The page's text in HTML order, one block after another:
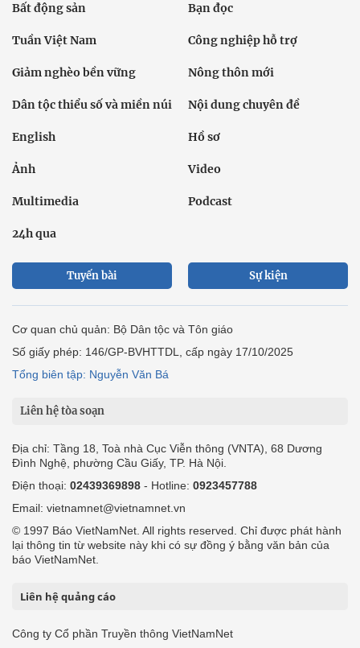
Bất động sản Bạn đọc
Tuần Việt Nam Công nghiệp hỗ trợ
Giảm nghèo bền vững Nông thôn mới
Dân tộc thiểu số và miền núi Nội dung chuyên đề
English Hồ sơ
Ảnh Video
Multimedia Podcast
24h qua
Tuyến bài Sự kiện
Cơ quan chủ quản: Bộ Dân tộc và Tôn giáo
Số giấy phép: 146/GP-BVHTTDL, cấp ngày 17/10/2025
Tổng biên tập: Nguyễn Văn Bá
Liên hệ tòa soạn
Địa chỉ: Tầng 18, Toà nhà Cục Viễn thông (VNTA), 68 Dương
Đình Nghệ, phường Cầu Giấy, TP. Hà Nội.
Điện thoại: 02439369898 - Hotline: 0923457788
Email: vietnamnet@vietnamnet.vn
© 1997 Báo VietNamNet. All rights reserved. Chỉ được phát hành
lại thông tin từ website này khi có sự đồng ý bằng văn bản của
báo VietNamNet.
Liên hệ quảng cáo
Công ty Cổ phần Truyền thông VietNamNet